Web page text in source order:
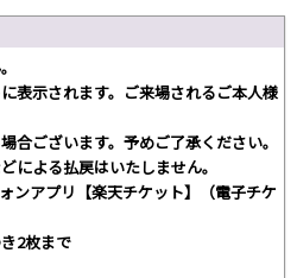
表示されます。ご来場されるご本人様
ございます。予めご了承ください。
による払戻はいたしません。
ンアプリ【楽天チケット】（電子チケ
2枚まで